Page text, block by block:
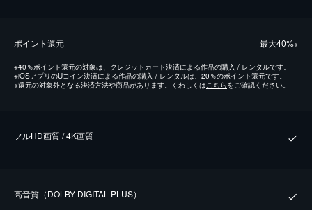
ポイント還元 最⼤40%※
※40％ポイント還元の対象は、クレジットカード決済による作品の購入 / レンタルです。
※iOSアプリのUコイン決済による作品の購入 / レンタルは、20％のポイント還元です。
※還元の対象外となる決済方法や商品があります。くわしくはこちらをご確認ください。
フルHD画質 / 4K画質
⾼⾳質（DOLBY DIGITAL PLUS）